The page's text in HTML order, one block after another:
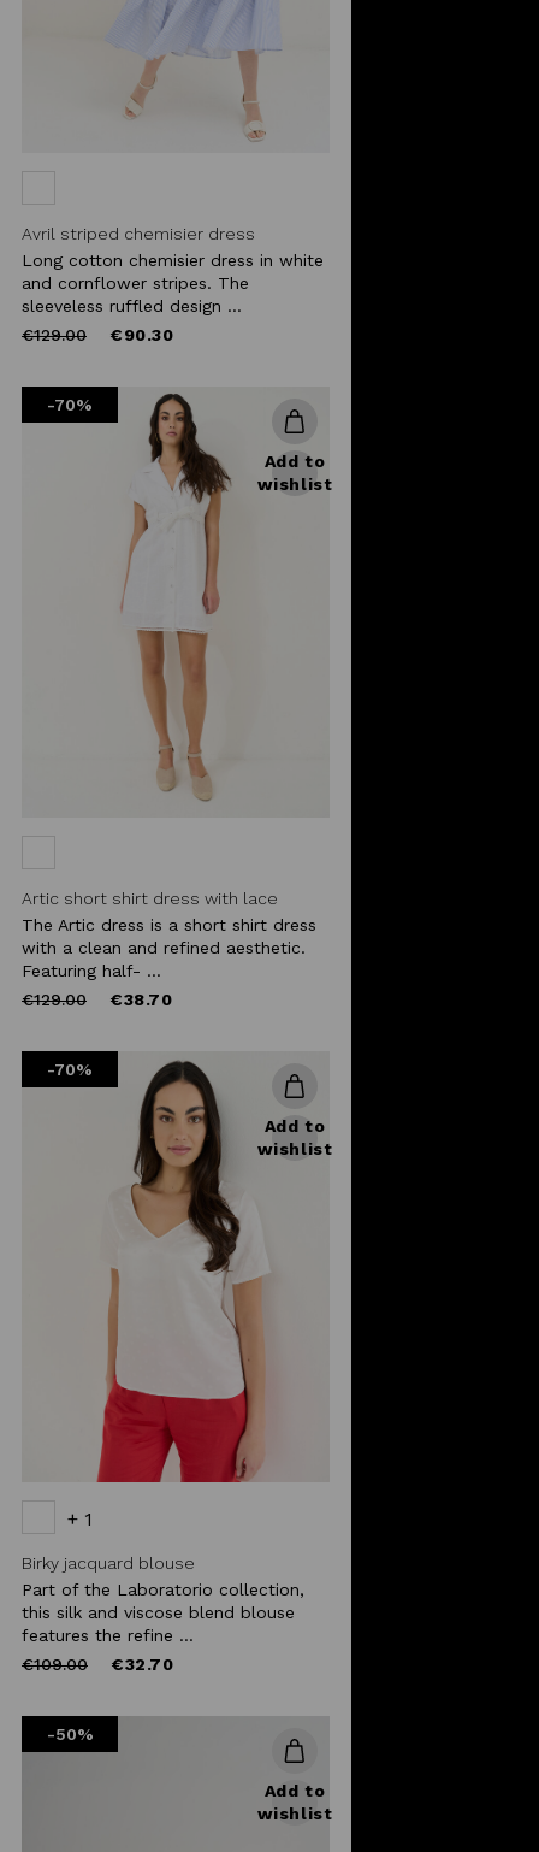
Avril striped chemisier dress
Long cotton chemisier dress in white
and cornflower stripes. The
sleeveless ruffled design ...
Price
€129.00to €90.30
-70%
Add to
wishlist
Artic short shirt dress with lace
The Artic dress is a short shirt dress
with a clean and refined aesthetic.
Featuring half- ...
Price
€129.00to €38.70
-70%
Add to
wishlist
+ 1
Birky jacquard blouse
Part of the Laboratorio collection,
this silk and viscose blend blouse
features the refine ...
Price
€109.00to €32.70
-50%
Add to
wishlist